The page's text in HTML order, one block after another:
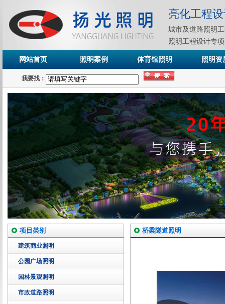
亮化工程
城市及道路照明
照明工程设计专
网站首页 照明案例 体育馆照明 照明资
我要找：
项目类别
建筑商业照明
公园广场照明
园林景观照明
市政道路照明
桥梁隧道照明